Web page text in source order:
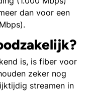
dan voor een
is, is fiber voor
zeker nog
streamen in